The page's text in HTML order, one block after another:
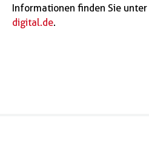
Informationen finden Sie unter
digital.de.